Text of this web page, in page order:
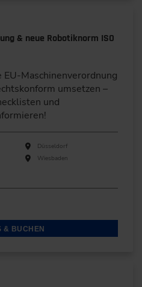
& neue Robotiknorm ISO
EU-Maschinenverordnung
umsetzen –
und
Düsseldorf
Wiesbaden
& BUCHEN